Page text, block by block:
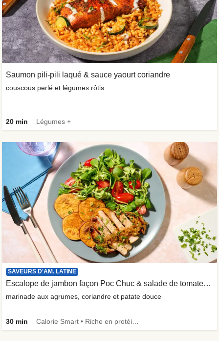
Saumon pili-pili laqué & sauce yaourt coriandre
couscous perlé et légumes rôtis
20 min Légumes +
SAVEURS D'AM. LATINE
Escalope de jambon façon Poc Chuc & salade de tomates acidulée
marinade aux agrumes, coriandre et patate douce
30 min